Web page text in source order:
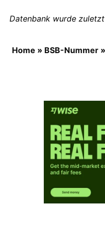
Datenbank wurde
Home » BSB-Nummer »